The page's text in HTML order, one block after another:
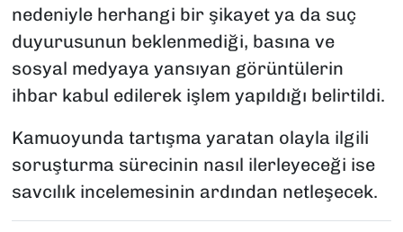
nedeniyle herhangi bir şikayet ya da suç
duyurusunun beklenmediği, basına ve
sosyal medyaya yansıyan görüntülerin
ihbar kabul edilerek işlem yapıldığı belirtildi.
Kamuoyunda tartışma yaratan olayla ilgili
soruşturma sürecinin nasıl ilerleyeceği ise
savcılık incelemesinin ardından netleşecek.